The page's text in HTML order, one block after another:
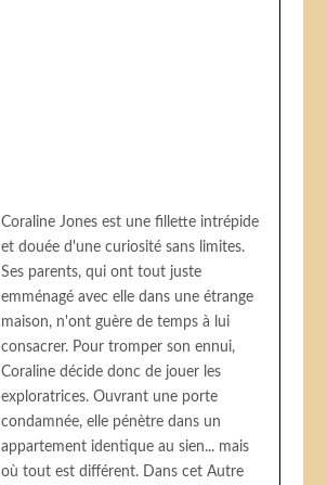
Coraline Jones est une fillette intrépide
et douée d'une curiosité sans limites.
Ses parents, qui ont tout juste
emménagé avec elle dans une étrange
maison, n'ont guère de temps à lui
consacrer. Pour tromper son ennui,
Coraline décide donc de jouer les
exploratrices. Ouvrant une porte
condamnée, elle pénètre dans un
appartement identique au sien... mais
où tout est différent. Dans cet Autre